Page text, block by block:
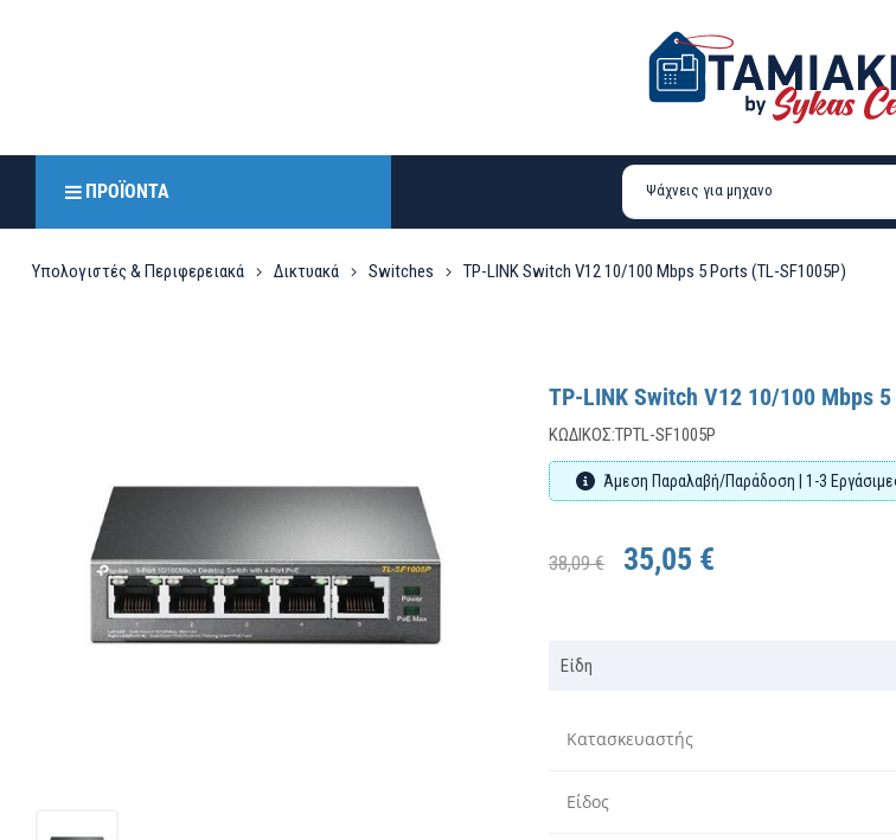
ΠΡΟΪΌΝΤΑ
Υπολογιστές & Περιφερειακά Δικτυακά Switches TP-LINK Switch V12 10/100 Mbps 5 Ports (TL-SF1005P)
TP-LINK Switch V12 10/100 Mbps
ΚΩΔΙΚΌΣ:TPTL-SF1005P
Άμεση Παραλαβή/Παράδοση | 1-3
38,09 € 35,05 €
Είδη
Κατασκευαστής
Είδος